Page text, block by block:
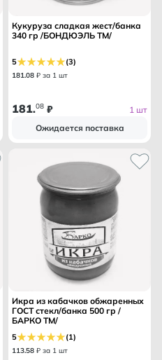
Кукуруза сладкая жест/банка
340 гр /БОНДЮЭЛЬ ТМ/
5 (3)
181.08 ₽ за 1 шт
181.08 ₽
1 шт
Ожидается поставка
Икра из кабачков обжаренных
ГОСТ стекл/банка 500 гр /
БАРКО ТМ/
5 (1)
113.58 ₽ за 1 шт